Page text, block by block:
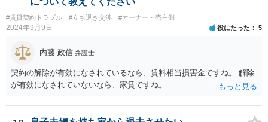
るでしょうから、減額に応じてくる可能性は大いにあるかと思いま
す。
#賃貸契約トラブル #立ち退き交渉 #オーナー・売主側
2024年9月9日 役にたった 5
内藤 政信 弁護士
契約の解除が有効になされているなら、賃料相当損害金ですね。 解除
が有効になされていないなら、家賃ですね。